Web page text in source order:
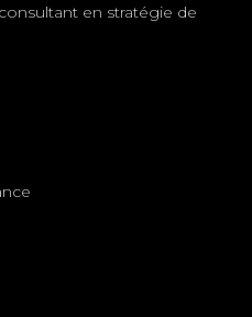
en stratégie de